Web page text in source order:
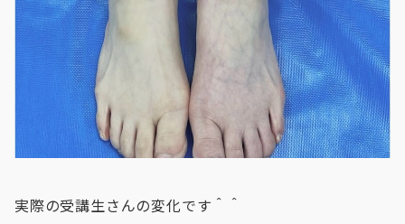
実際の受講生さんの変化です＾＾